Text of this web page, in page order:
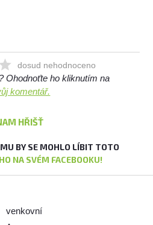
dosud nehodnoceno
Ohodnoťte ho kliknutím na
komentář.
HŘIŠŤ
BY SE MOHLO LÍBIT TOTO
NA SVÉM FACEBOOKU!
venkovní